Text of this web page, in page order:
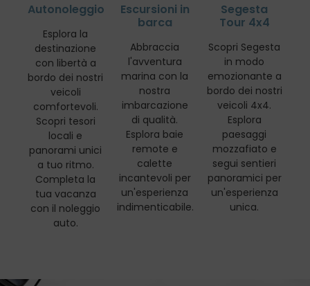
Autonoleggio
Esplora la
destinazione
con libertà a
bordo dei nostri
veicoli
comfortevoli.
Scopri tesori
locali e
panorami unici
a tuo ritmo.
Completa la
tua vacanza
con il noleggio
auto.
Escursioni in
barca
Abbraccia
l'avventura
marina con la
nostra
imbarcazione
di qualità.
Esplora baie
remote e
calette
incantevoli per
un'esperienza
indimenticabile.
Segesta
Tour 4x4
Scopri Segesta
in modo
emozionante a
bordo dei nostri
veicoli 4x4.
Esplora
paesaggi
mozzafiato e
segui sentieri
panoramici per
un'esperienza
unica.